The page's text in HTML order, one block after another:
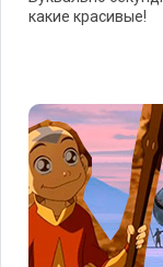
какие красивые!